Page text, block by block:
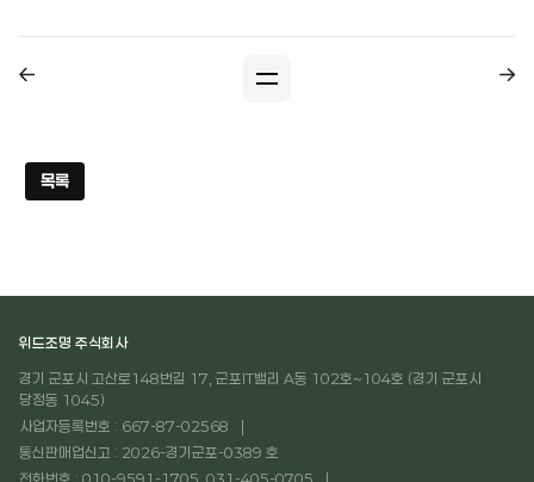
목록
위드조명 주식회사
경기 군포시 고산로148번길 17, 군포IT밸리 A동 102호~104호 (경기 군포시
당정동 1045)
사업자등록번호 : 667-87-02568
통신판매업신고 : 2026-경기군포-0389 호